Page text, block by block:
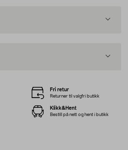
Fri retur
Returner til valgfri butikk
Klikk&Hent
Bestill på nett og hent i butikk